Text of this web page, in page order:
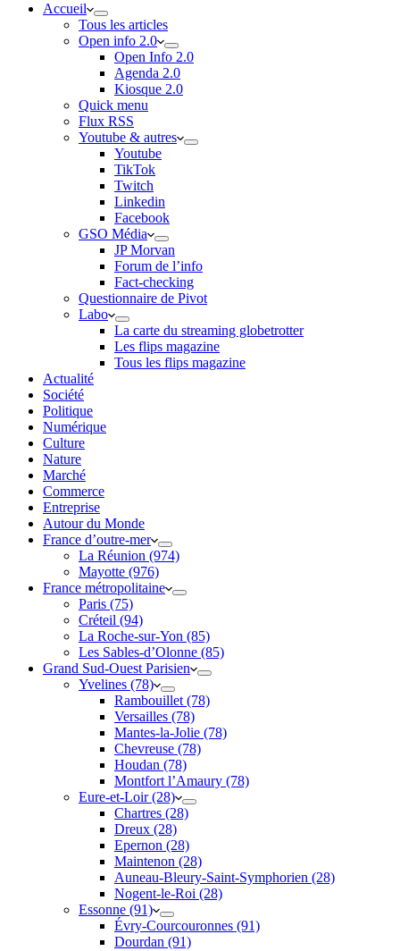
Accueil
Tous les articles
Open info 2.0
Open Info 2.0
Agenda 2.0
Kiosque 2.0
Quick menu
Flux RSS
Youtube & autres
Youtube
TikTok
Twitch
Linkedin
Facebook
GSO Média
JP Morvan
Forum de l’info
Fact-checking
Questionnaire de Pivot
Labo
La carte du streaming globetrotter
Les flips magazine
Tous les flips magazine
Actualité
Société
Politique
Numérique
Culture
Nature
Marché
Commerce
Entreprise
Autour du Monde
France d’outre-mer
La Réunion (974)
Mayotte (976)
France métropolitaine
Paris (75)
Créteil (94)
La Roche-sur-Yon (85)
Les Sables-d’Olonne (85)
Grand Sud-Ouest Parisien
Yvelines (78)
Rambouillet (78)
Versailles (78)
Mantes-la-Jolie (78)
Chevreuse (78)
Houdan (78)
Montfort l’Amaury (78)
Eure-et-Loir (28)
Chartres (28)
Dreux (28)
Epernon (28)
Maintenon (28)
Auneau-Bleury-Saint-Symphorien (28)
Nogent-le-Roi (28)
Essonne (91)
Évry-Courcouronnes (91)
Dourdan (91)